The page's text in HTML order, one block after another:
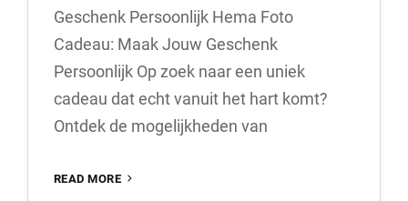
Geschenk Persoonlijk Hema Foto
Cadeau: Maak Jouw Geschenk
Persoonlijk Op zoek naar een uniek
cadeau dat echt vanuit het hart komt?
Ontdek de mogelijkheden van
READ MORE